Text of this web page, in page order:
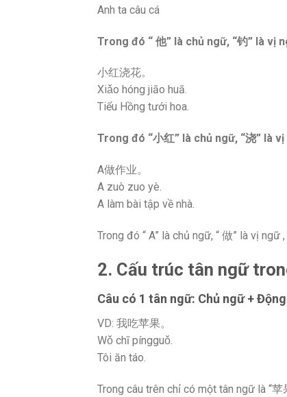
Anh ta câu cá
Trong đó “ 他” là chủ ngữ, “钓” là vị
小红浇花。
Xiǎo hóng jiāo huā.
Tiểu Hồng tưới hoa.
Trong đó “小红” là chủ ngữ, “浇” là vị
A做作业。
A zuò zuo yè.
A làm bài tập về nhà.
Trong đó “ A” là chủ ngữ, “ 做” là vị ngữ
2. Cấu trúc tân ngữ
Câu có 1 tân ngữ: Chủ ngữ +
VD: 我吃苹果。
Wǒ chī píngguǒ.
Tôi ăn táo.
Trong câu trên chỉ có một tân ngữ là “苹